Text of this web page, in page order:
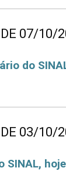
07/10/
do
03/10/
SINAL,